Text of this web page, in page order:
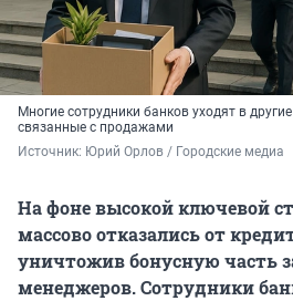
Многие сотрудники банков уходят в
связанные с продажами
Источник: Юрий Орлов / Городские медиа
На фоне высокой ключевой
массово отказались от
уничтожив бонусную часть
менеджеров. Сотрудники